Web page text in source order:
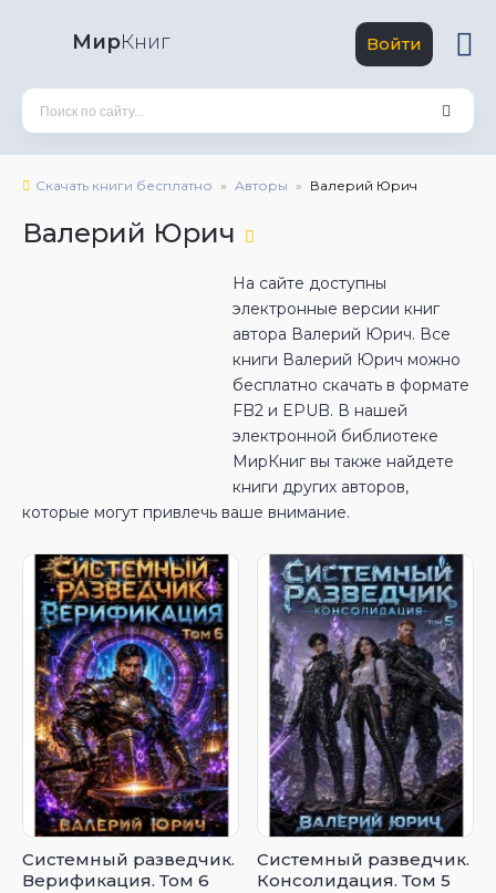
МирКниг Войти
Скачать книги бесплатно Авторы Валерий Юрич
Валерий Юрич
На сайте доступны
электронные версии книг
автора Валерий Юрич. Все
книги Валерий Юрич можно
бесплатно скачать в формате
FB2 и EPUB. В нашей
электронной библиотеке
МирКниг вы также найдете
книги других авторов,
которые могут привлечь ваше внимание.
Системный разведчик.
Верификация. Том 6
Системный разведчик.
Консолидация. Том 5